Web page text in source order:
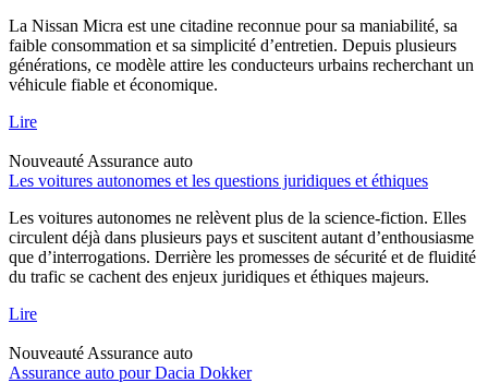
La Nissan Micra est une citadine reconnue pour sa maniabilité, sa
faible consommation et sa simplicité d’entretien. Depuis plusieurs
générations, ce modèle attire les conducteurs urbains recherchant un
véhicule fiable et économique.
Lire
Nouveauté Assurance auto
Les voitures autonomes et les questions juridiques et éthiques
Les voitures autonomes ne relèvent plus de la science-fiction. Elles
circulent déjà dans plusieurs pays et suscitent autant d’enthousiasme
que d’interrogations. Derrière les promesses de sécurité et de fluidité
du trafic se cachent des enjeux juridiques et éthiques majeurs.
Lire
Nouveauté Assurance auto
Assurance auto pour Dacia Dokker